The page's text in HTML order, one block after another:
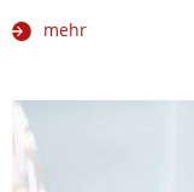
mehr